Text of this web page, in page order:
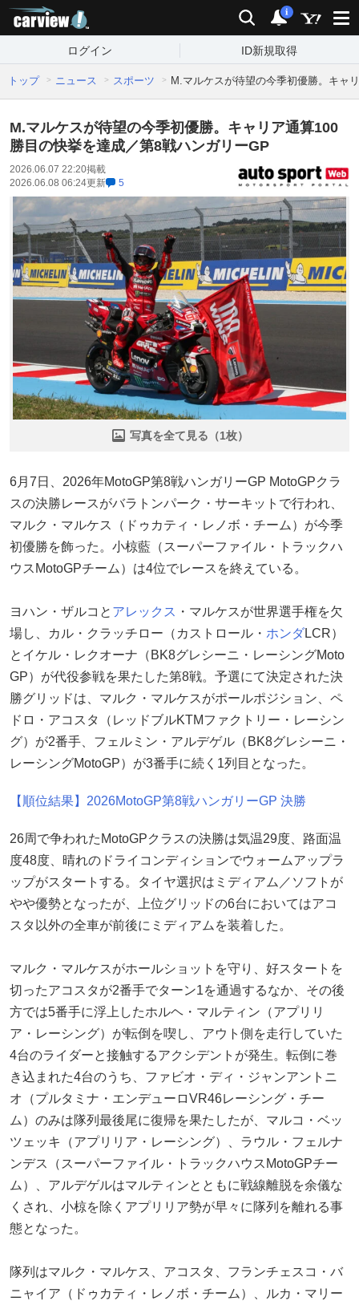
検索 通知
i
ログイン ID新規取得
トップ ニュース スポーツ M.マルケスが待望の今季初優勝。キャ
M.マルケスが待望の今季初優勝。キャリア通算100
勝目の快挙を達成／第8戦ハンガリーGP
2026.06.07 22:20掲載
2026.06.08 06:24更新 5
写真を全て見る（1枚）
6月7日、2026年MotoGP第8戦ハンガリーGP MotoGPクラ
スの決勝レースがバラトンパーク・サーキットで行われ、
マルク・マルケス（ドゥカティ・レノボ・チーム）が今季
初優勝を飾った。小椋藍（スーパーファイル・トラックハ
ウスMotoGPチーム）は4位でレースを終えている。
ヨハン・ザルコと アレックス ・マルケスが世界選手権を欠
場し、カル・クラッチロー（カストロール・ ホンダLCR）
とイケル・レクオーナ（BK8グレシーニ・レーシングMoto
GP）が代役参戦を果たした第8戦。予選にて決定された決
勝グリッドは、マルク・マルケスがポールポジション、ペ
ドロ・アコスタ（レッドブルKTMファクトリー・レーシン
グ）が2番手、フェルミン・アルデゲル（BK8グレシーニ・
レーシングMotoGP）が3番手に続く1列目となった。
【順位結果】2026MotoGP第8戦ハンガリーGP 決勝
26周で争われたMotoGPクラスの決勝は気温29度、路面温
度48度、晴れのドライコンディションでウォームアップラ
ップがスタートする。タイヤ選択はミディアム／ソフトが
やや優勢となったが、上位グリッドの6台においてはアコ
スタ以外の全車が前後にミディアムを装着した。
マルク・マルケスがホールショットを守り、好スタートを
切ったアコスタが2番手でターン1を通過するなか、その後
方では5番手に浮上したホルヘ・マルティン（アプリリ
ア・レーシング）が転倒を喫し、アウト側を走行していた
4台のライダーと接触するアクシデントが発生。転倒に巻
き込まれた4台のうち、ファビオ・ディ・ジャンアントニ
オ（プルタミナ・エンデューロVR46レーシング・チー
ム）のみは隊列最後尾に復帰を果たしたが、マルコ・ベッ
ツェッキ（アプリリア・レーシング）、ラウル・フェルナ
ンデス（スーパーファイル・トラックハウスMotoGPチー
ム）、アルデゲルはマルティンとともに戦線離脱を余儀な
くされ、小椋を除くアプリリア勢が早々に隊列を離れる事
態となった。
隊列はマルク・マルケス、アコスタ、フランチェスコ・バ
ニャイア（ドゥカティ・レノボ・チーム）、ルカ・マリー